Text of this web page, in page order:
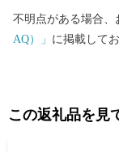
不明点がある場合、
AQ）」 に掲載して
この返礼品を見